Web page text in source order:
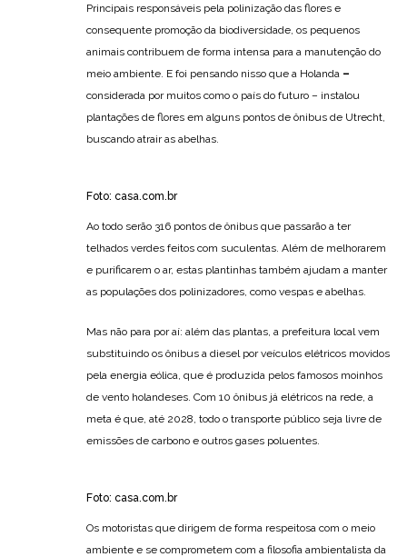
Principais responsáveis pela polinização das flores e
consequente promoção da biodiversidade, os pequenos
animais contribuem de forma intensa para a manutenção do
meio ambiente. E foi pensando nisso que a Holanda –
considerada por muitos como o país do futuro – instalou
plantações de flores em alguns pontos de ônibus de Utrecht,
buscando atrair as abelhas.
Foto: casa.com.br
Ao todo serão 316 pontos de ônibus que passarão a ter
telhados verdes feitos com suculentas. Além de melhorarem
e purificarem o ar, estas plantinhas também ajudam a manter
as populações dos polinizadores, como vespas e abelhas.
Mas não para por aí: além das plantas, a prefeitura local vem
substituindo os ônibus a diesel por veículos elétricos movidos
pela energia eólica, que é produzida pelos famosos moinhos
de vento holandeses. Com 10 ônibus já elétricos na rede, a
meta é que, até 2028, todo o transporte público seja livre de
emissões de carbono e outros gases poluentes.
Foto: casa.com.br
Os motoristas que dirigem de forma respeitosa com o meio
ambiente e se comprometem com a filosofia ambientalista da